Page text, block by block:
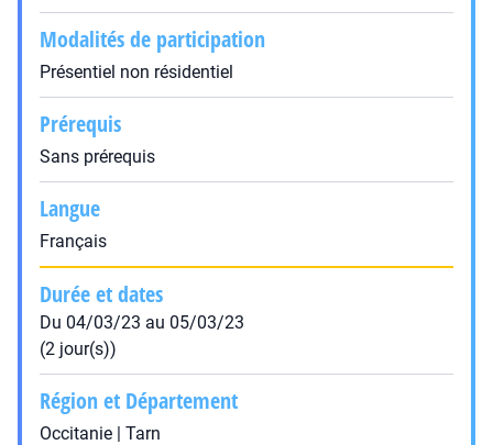
Modalités de participation
Présentiel non résidentiel
Prérequis
Sans prérequis
Langue
Français
Durée et dates
Du 04/03/23 au 05/03/23
(2 jour(s))
Région et Département
Occitanie | Tarn